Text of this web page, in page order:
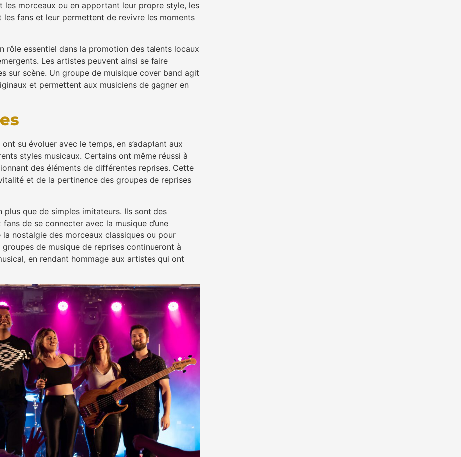
les morceaux ou en apportant leur propre style, les
fans et leur permettent de revivre les moments
rôle essentiel dans la promotion des talents locaux
Les artistes peuvent ainsi se faire
sur scène. Un groupe de muisique cover band agit
et permettent aux musiciens de gagner en
su évoluer avec le temps, en s’adaptant aux
styles musicaux. Certains ont même réussi à
des éléments de différentes reprises. Cette
et de la pertinence des groupes de reprises
plus que de simples imitateurs. Ils sont des
de se connecter avec la musique d’une
nostalgie des morceaux classiques ou pour
de musique de reprises continueront à
en rendant hommage aux artistes qui ont